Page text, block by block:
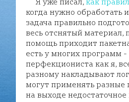
когда нужно обработать
задача правильно
весь отснятый
помощь приходит
есть у многих программ -
перфекциониста как я,
разному накладывают
могут применять разные
на выходе